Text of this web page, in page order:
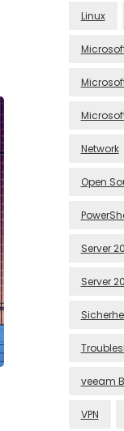
Linux
Network
Open
Server
Server
veeam
VPN